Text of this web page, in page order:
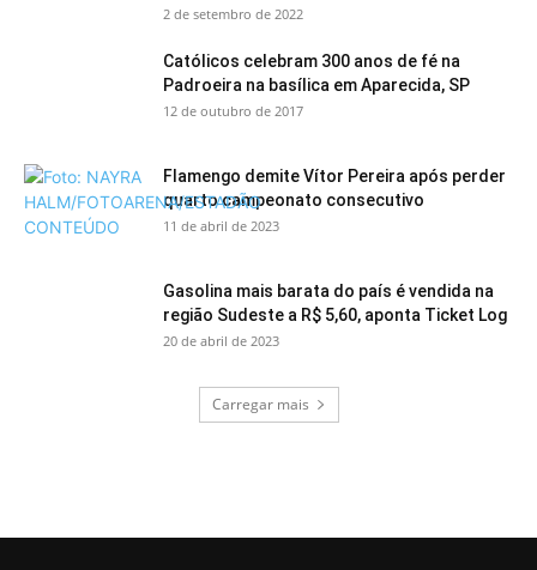
2 de setembro de 2022
Católicos celebram 300 anos de fé na
Padroeira na basílica em Aparecida, SP
12 de outubro de 2017
Flamengo demite Vítor Pereira após perder
quarto campeonato consecutivo
11 de abril de 2023
Gasolina mais barata do país é vendida na
região Sudeste a R$ 5,60, aponta Ticket Log
20 de abril de 2023
Carregar mais